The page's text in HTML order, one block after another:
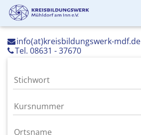
info(at)kreisbildungswerk-mdf.de
Tel. 08631 - 37670